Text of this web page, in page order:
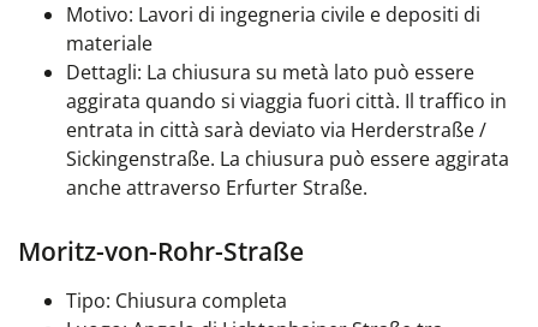
Motivo: Lavori di ingegneria civile e depositi di
materiale
Dettagli: La chiusura su metà lato può essere
aggirata quando si viaggia fuori città. Il traffico in
entrata in città sarà deviato via Herderstraße /
Sickingenstraße. La chiusura può essere aggirata
anche attraverso Erfurter Straße.
Moritz-von-Rohr-Straße
Tipo: Chiusura completa